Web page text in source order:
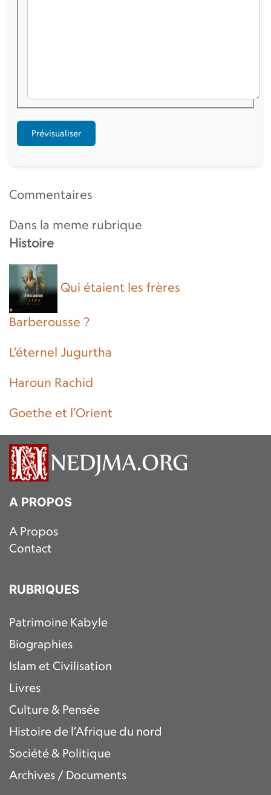
Commentaires
Dans la meme rubrique
Histoire
Qui étaient les frères
Barberousse ?
L’éternel Jugurtha
Haroun Rachid
Goethe et l’Orient
A PROPOS
A Propos
Contact
RUBRIQUES
Patrimoine Kabyle
Biographies
Islam et Civilisation
Livres
Culture & Pensée
Histoire de l’Afrique du nord
Société & Politique
Archives / Documents